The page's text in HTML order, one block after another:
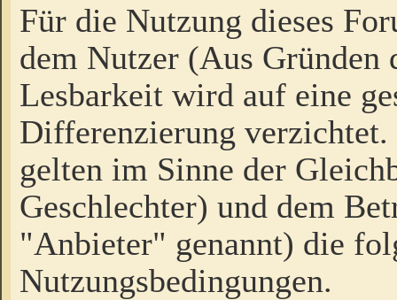
Für die Nutzung dieses
dem Nutzer (Aus Gründen
Lesbarkeit wird auf eine
Differenzierung
gelten im Sinne der
Geschlechter) und dem
"Anbieter" genannt) die
Nutzungsbedingungen.